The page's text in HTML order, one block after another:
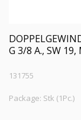
G 3/8 A., SW 19,
131755
Package: Stk (1Pc.)